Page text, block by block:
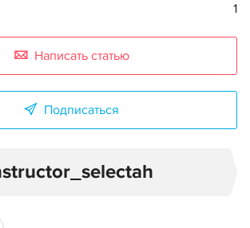
1
Написать статью
Подписаться